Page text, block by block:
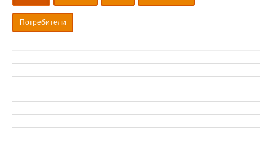
Потребители